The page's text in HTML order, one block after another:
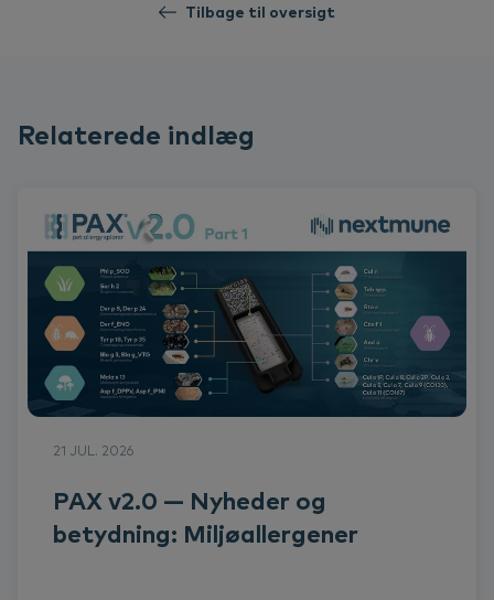
Tilbage til oversigt
Relaterede indlæg
21 JUL. 2026
PAX v2.0 — Nyheder og
betydning: Miljøallergener